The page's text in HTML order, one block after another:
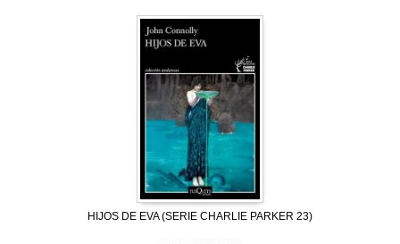
HIJOS DE EVA (SERIE CHARLIE PARKER 23)